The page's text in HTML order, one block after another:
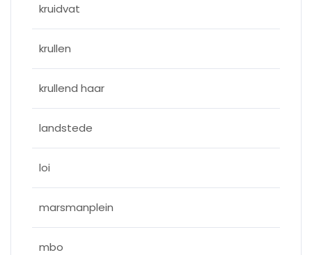
kruidvat
krullen
krullend haar
landstede
loi
marsmanplein
mbo